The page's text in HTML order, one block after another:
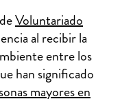
Voluntariado
al recibir la
entre los
han significado
mayores en